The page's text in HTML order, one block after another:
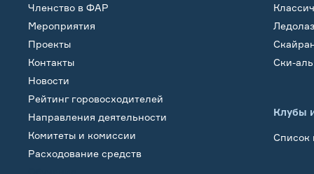
Членство в ФАР
Мероприятия
Проекты
Контакты
Новости
Рейтинг горовосходителей
Направления деятельности
Комитеты и комиссии
Расходование средств
Ски-
Клубы
Список